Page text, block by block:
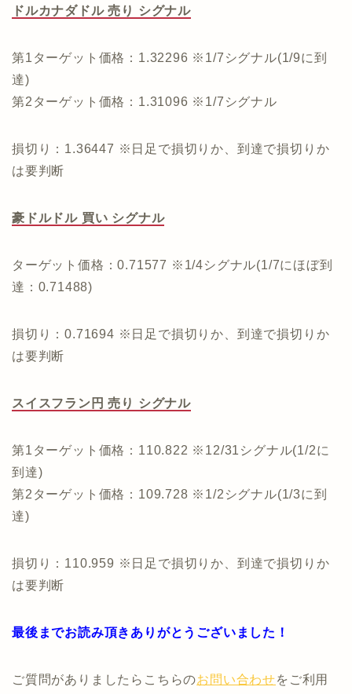
ドルカナダドル 売り シグナル
第1ターゲット価格：1.32296 ※1/7シグナル(1/9に到
達)
第2ターゲット価格：1.31096 ※1/7シグナル
損切り：1.36447 ※日足で損切りか、到達で損切りか
は要判断
豪ドルドル 買い シグナル
ターゲット価格：0.71577 ※1/4シグナル(1/7にほぼ到
達：0.71488)
損切り：0.71694 ※日足で損切りか、到達で損切りか
は要判断
スイスフラン円 売り シグナル
第1ターゲット価格：110.822 ※12/31シグナル(1/2に
到達)
第2ターゲット価格：109.728 ※1/2シグナル(1/3に到
達)
損切り：110.959 ※日足で損切りか、到達で損切りか
は要判断
最後までお読み頂きありがとうございました！
ご質問がありましたらこちらのお問い合わせをご利用